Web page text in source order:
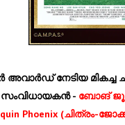
നേടിയ മികച്ച
സംവിധായകന്‍ - ബോങ്
Phoenix (ചിത്രം-